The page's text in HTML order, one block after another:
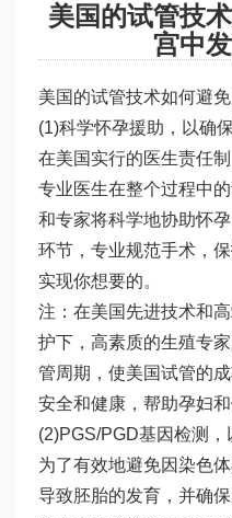
美国的试管技
宫中
美国的试管技术如何避
(1)科学怀孕援助，以确
在美国实行的医生责任
专业医生在整个过程中
和专家将科学地协助怀
环节，专业规范手术，
实现你想要的。
注：在美国先进技术和
护下，高素质的生殖专
管周期，使美国试管的
安全和健康，帮助孕妇和
(2)PGS/PGD基因检测
为了有效地避免因染色
导致胚胎的发育，并确